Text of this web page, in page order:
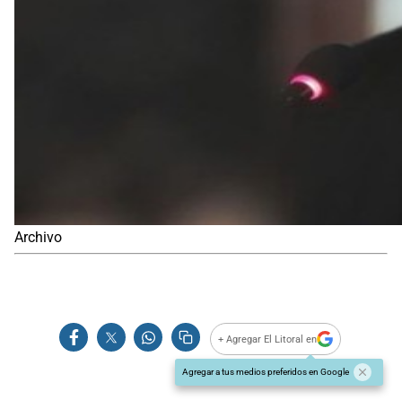
Archivo
+ Agregar El Litoral en
Agregar a tus medios preferidos en Google